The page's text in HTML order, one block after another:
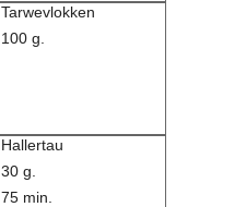
Tarwevlokken
100 g.
Hallertau
30 g.
75 min.